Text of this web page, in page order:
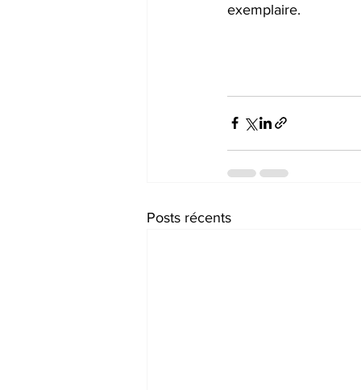
exemplaire.
Posts récents